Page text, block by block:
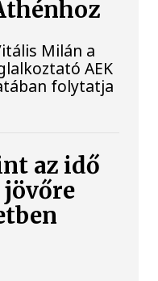
Milán a
AEK
folytatja
az idő